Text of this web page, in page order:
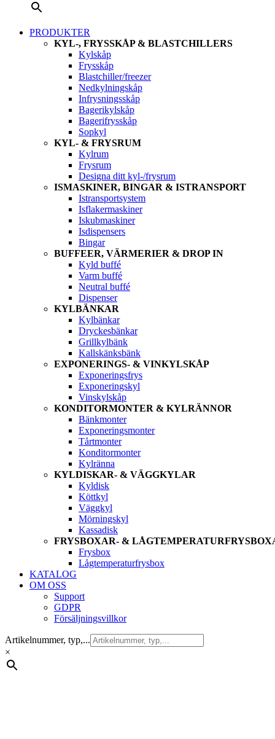
PRODUKTER
KYL-, FRYSSKÅP & BLASTCHILLERS
Kylskåp
Frysskåp
Blastchiller/freezer
Nedkylningskåp
Infrysningsskåp
Bagerikylskåp
Bagerifrysskåp
Sopkyl
KYL- & FRYSRUM
Kylrum
Frysrum
Designa ditt kyl-/frysrum
ISMASKINER, BINGAR & ISTRANSPORT
Istransportsystem
Isflakermaskiner
Iskubmaskiner
Isdispensers
Bingar
BUFFEER, VÄRMERIER & DROP IN
Kyld buffé
Varm buffé
Neutral buffé
Dispenser
KYLBÄNKAR
Kylbänkar
Dryckesbänkar
Grillkylbänk
Kallskänksbänk
EXPONERINGS- & VINKYLSKÅP
Exponeringsfrys
Exponeringskyl
Vinskylskåp
KONDITORMONTER & KYLRÄNNOR
Bänkmonter
Exponeringsmonter
Tårtmonter
Konditormonter
Kylränna
KYLDISKAR- & VÄGGKYLAR
Kyldisk
Köttkyl
Väggkyl
Mörningskyl
Kassadisk
FRYSBOXAR- &
Frysbox
Lågtemperaturfrysbox
KATALOG
OM OSS
Support
GDPR
Försäljningsvillkor
Artikelnummer, typ,...
×